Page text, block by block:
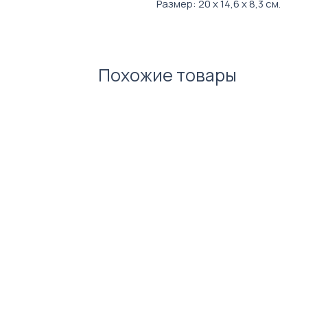
Размер: 20 х 14,6 х 8,3 см.
Похожие товары